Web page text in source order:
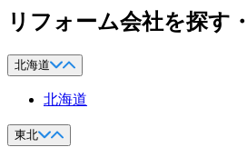
リフォーム会社を探す
北海道
北海道
東北